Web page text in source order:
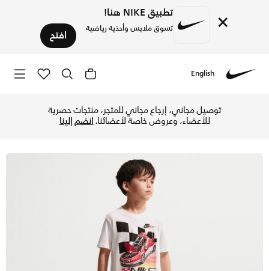
× تطبيق NIKE هنا!
تسوق ملابس وأحذية رياضية افتح
English
توصيل مجاني، إرجاع مجاني للمتجر، منتجات حصرية
للأعضاء، وعروض خاصة لأعضائنا.انضم إلينا